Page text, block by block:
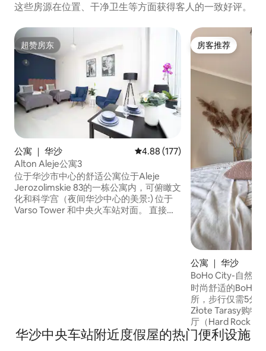
这些房源在位置、干净卫生等方面获得客人的一致好评。
超赞房东
超赞房东
公寓 ｜ 华沙 平均评分 4.88 分（满分 5 分），
4.88 (177)
Alton Aleje公寓3
位于华沙市中心的舒适公寓位于Aleje
Jerozolimskie 83的一栋公寓内，可俯瞰文
化和科学宫（夜间华沙中心的美景:) 位于
Varso Tower 和中央火车站对面。 直接进
房客推荐
房客推荐
公寓 ｜ 华沙
BoHo City-自然地
时尚舒适的BoHo
所，步行仅需5分
Złote Tarasy购物
厅（Hard Rock
店，拐角处有星巴克和
手可及 - 步行30
华沙中央车站附近度假屋的热门便利设施